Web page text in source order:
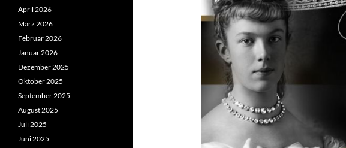
April 2026
März 2026
Februar 2026
Januar 2026
Dezember 2025
Oktober 2025
September 2025
August 2025
Juli 2025
Juni 2025